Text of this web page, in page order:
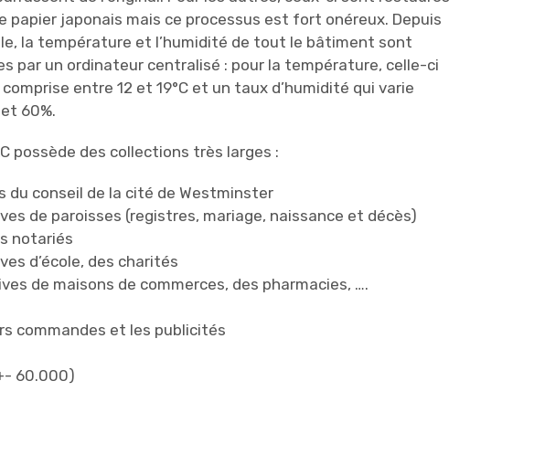
papier japonais mais ce processus est fort onéreux. Depuis
la température et l’humidité de tout le bâtiment sont
par un ordinateur centralisé : pour la température, celle-ci
entre 12 et 19°C et un taux d’humidité qui varie
60%.
possède des collections très larges :
du conseil de la cité de Westminster
de paroisses (registres, mariage, naissance et décès)
notariés
d’école, des charités
de maisons de commerces, des pharmacies, ….
commandes et les publicités
60.000)